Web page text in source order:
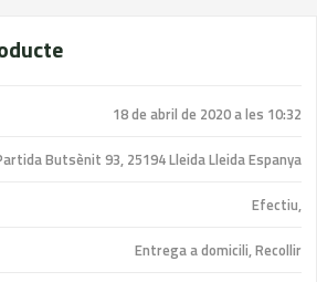
18 de abril de 2020 a les 10:32
Butsènit 93, 25194 Lleida Lleida Espanya
Efectiu,
Entrega a domicili, Recollir